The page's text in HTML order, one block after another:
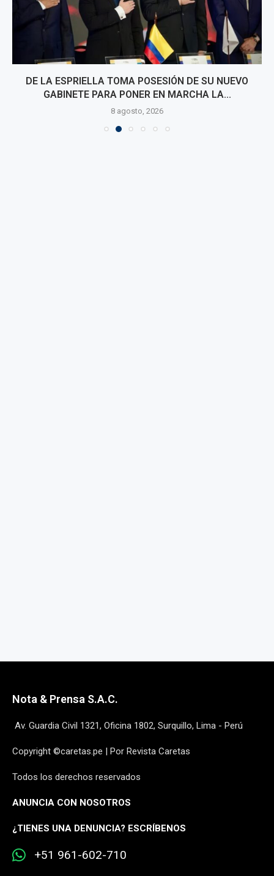
DE LA ESPRIELLA TOMA POSESIÓN DE SU NUEVO
GABINETE PARA PONER EN MARCHA LA...
8 agosto, 2026
Nota & Prensa S.A.C.
Av. Guardia Civil 1321, Oficina 1802, Surquillo, Lima - Perú
Copyright ©caretas.pe | Por Revista Caretas
Todos los derechos reservados
ANUNCIA CON NOSOTROS
¿TIENES UNA DENUNCIA? ESCRÍBENOS
+51 961-602-710